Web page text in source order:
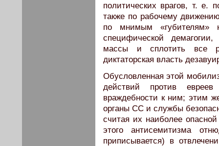
политических врагов, т.
также по рабочему
по мнимым «губителям»
специфической
массы и сплотить все
диктаторская власть
Обусловленная этой
действий против
враждебности к ним; этим
органы СС и службы
считая их наиболее
этого антисемитизма
приписывается) в